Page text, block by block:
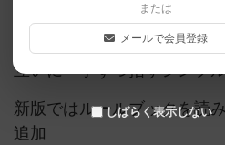
チェスや将棋感覚の戦車戦ゲ
互いに一手ずつ指すシンプ
新版ではルールブックを読
追加
または
メールで会員登録
しばらく表示しない